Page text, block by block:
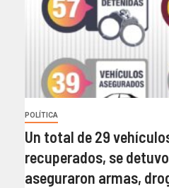
POLÍTICA
Un total de 29
recuperados, se
aseguraron armas,